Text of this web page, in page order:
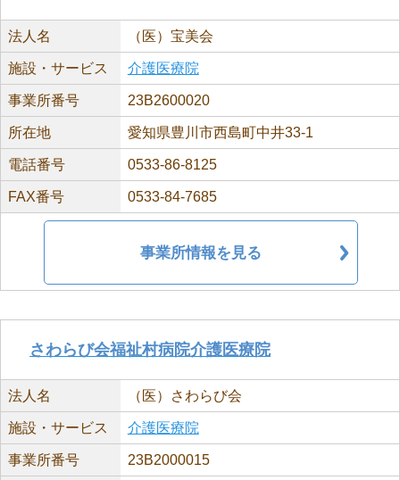
法人名 （医）宝美会
施設・サービス 介護医療院
事業所番号 23B2600020
所在地 愛知県豊川市西島町中井33-1
電話番号 0533-86-8125
FAX番号 0533-84-7685
事業所情報を見る
さわらび会福祉村病院介護医療院
法人名 （医）さわらび会
施設・サービス 介護医療院
事業所番号 23B2000015